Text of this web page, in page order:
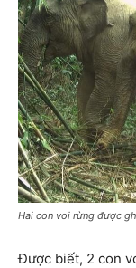
Hai con voi rừng được
Được biết, 2 con